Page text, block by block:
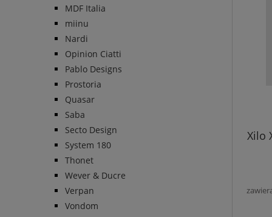
MDF Italia
miinu
Nardi
Opinion Ciatti
Pablo Designs
Prostoria
Quasar
Saba
Secto Design
System 180
Thonet
Wever & Ducre
Verpan
Vondom
Xilo